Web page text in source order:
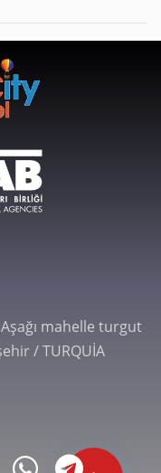
Aşağı mahelle turgut
/ TURQUİA